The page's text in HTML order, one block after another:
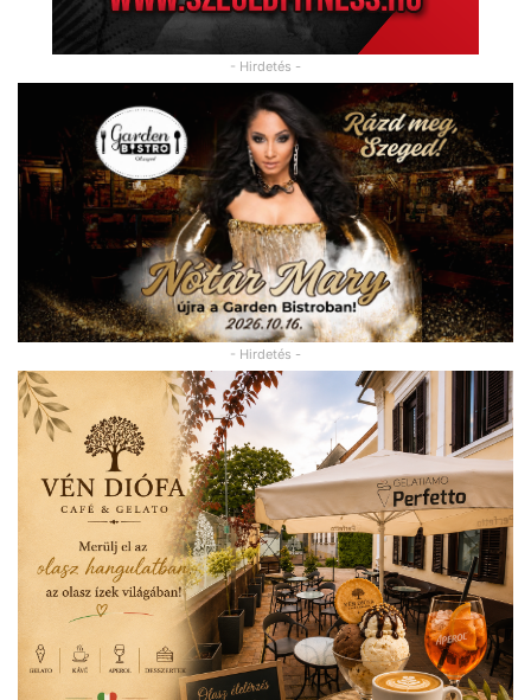
- Hirdetés -
- Hirdetés -